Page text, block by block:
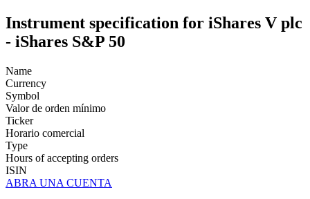
Instrument specification for iShares V plc
- iShares S&P 50
Name
Currency
Symbol
Valor de orden mínimo
Ticker
Horario comercial
Type
Hours of accepting orders
ISIN
ABRA UNA CUENTA